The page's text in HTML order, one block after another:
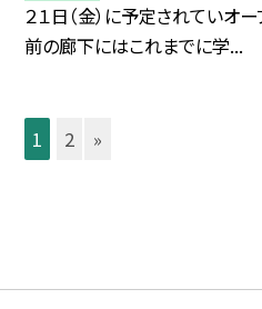
２１日（金）に予定されていオ
前の廊下にはこれまでに学...
1 2 »